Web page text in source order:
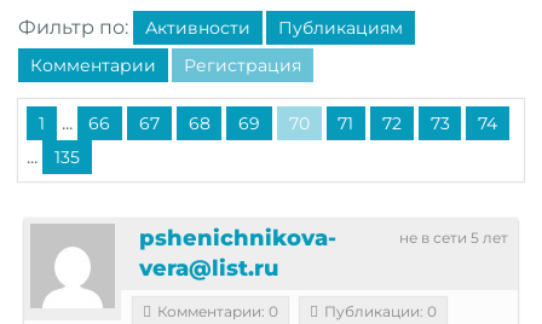
Фильтр по: Активности
Публикациям
Комментарии
Регистрация
1 ... 66 67 68 69 70 71 72 73 74
... 135
не в сети 5 лет
pshenichnikova-
vera@list.ru
Комментарии: 0
Публикации: 0